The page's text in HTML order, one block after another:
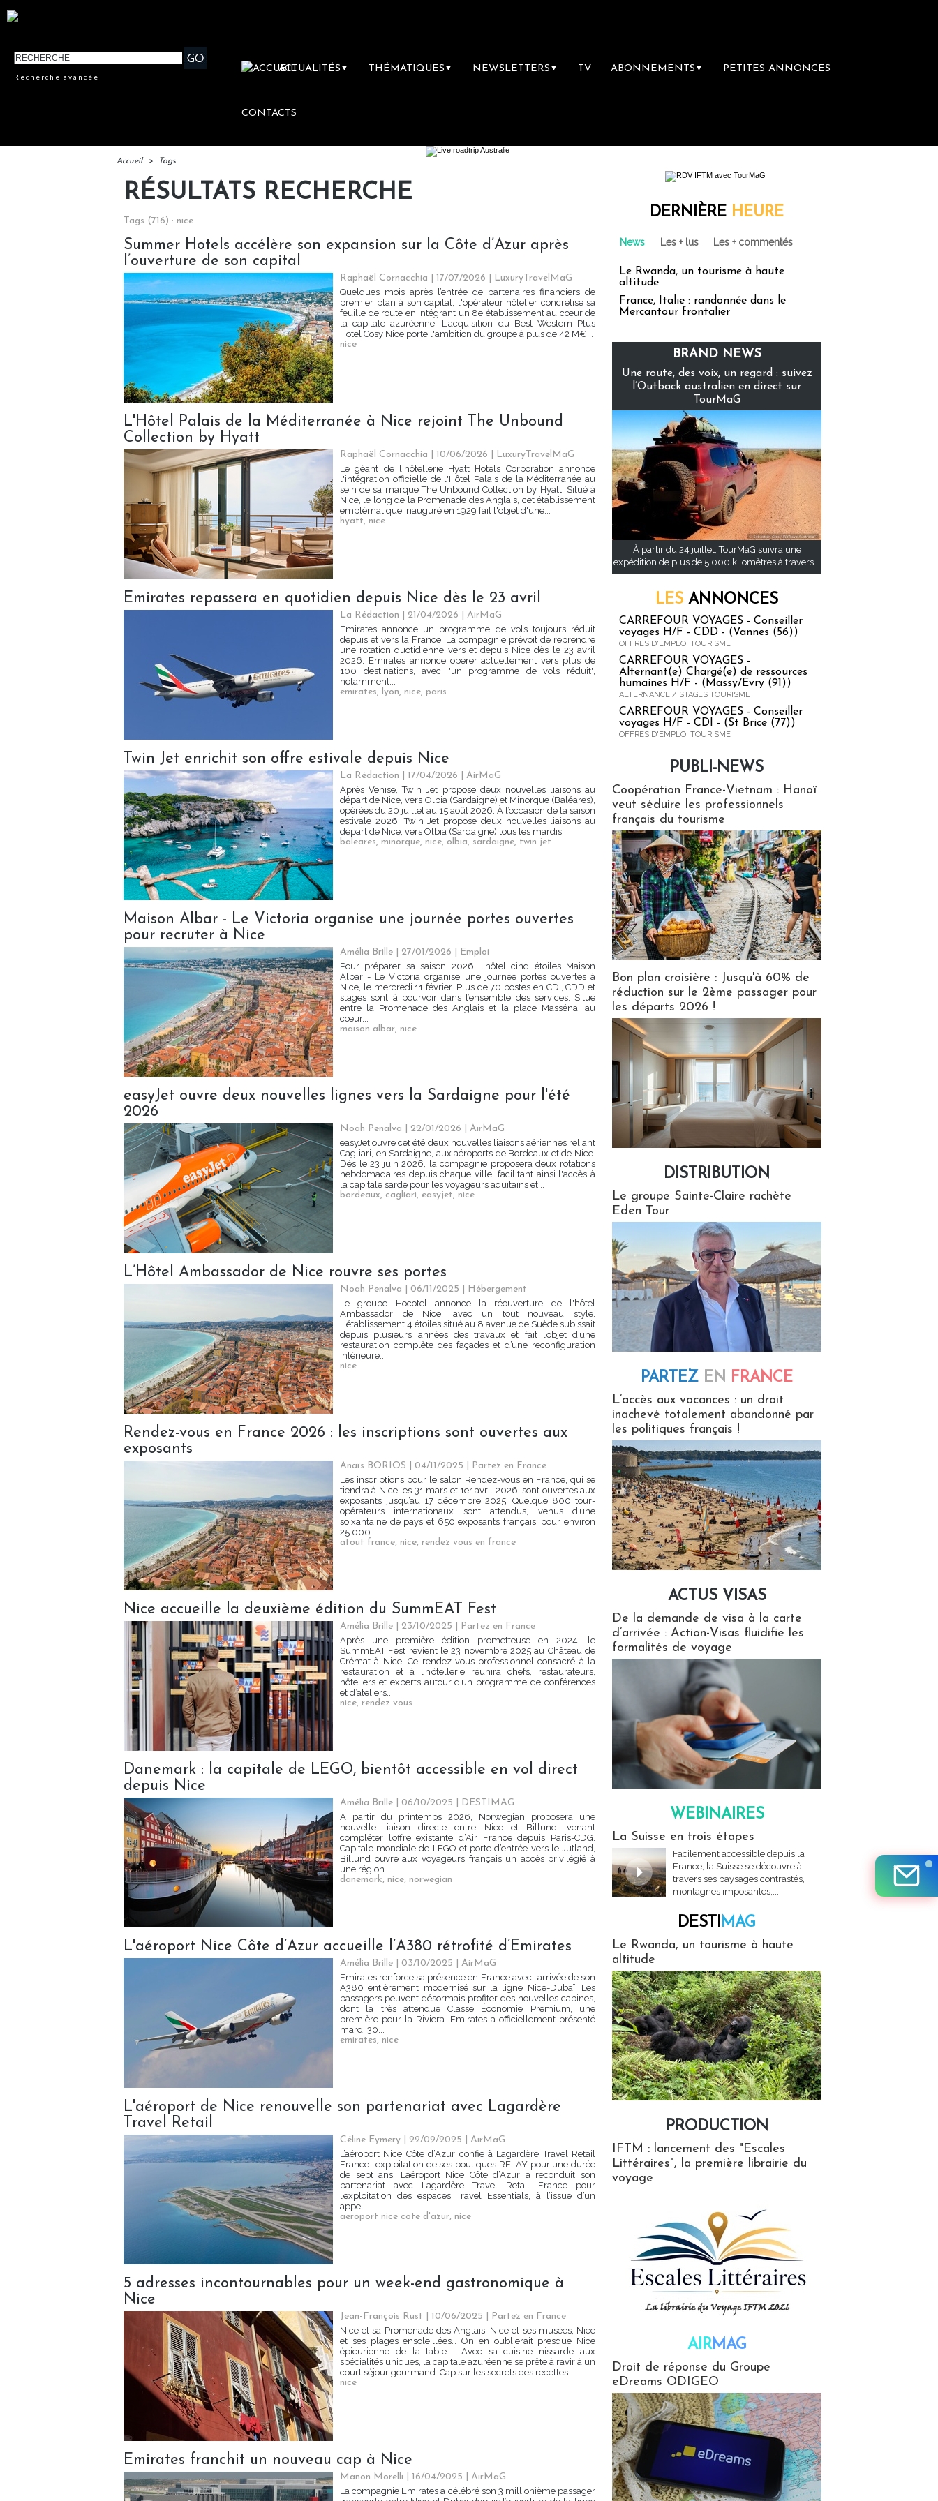
Recherche avancée
ACTUALITÉS ▼ THÉMATIQUES ▼ NEWSLETTERS ▼ TV ABONNEMENTS ▼ PETITES ANNONCES
CONTACTS
Accueil > Tags
RÉSULTATS RECHERCHE
Tags (716) : nice
Summer Hotels accélère son expansion sur la Côte d’Azur après
l’ouverture de son capital
Raphaël Cornacchia | 17/07/2026
LuxuryTravelMaG
Quelques mois après l’entrée de partenaires financiers de
premier plan à son capital, l'opérateur hôtelier concrétise sa
feuille de route en intégrant un 8e établissement au cœur de
la capitale azuréenne. L'acquisition du Best Western Plus
Hotel Cosy Nice porte l'ambition du groupe à plus de 42 M€...
nice
L'Hôtel Palais de la Méditerranée à Nice rejoint The Unbound
Collection by Hyatt
Raphaël Cornacchia | 10/06/2026
LuxuryTravelMaG
Le géant de l'hôtellerie Hyatt Hotels Corporation annonce
l'intégration officielle de l'Hôtel Palais de la Méditerranée au
sein de sa marque The Unbound Collection by Hyatt. Situé à
Nice, le long de la Promenade des Anglais, cet établissement
emblématique inauguré en 1929 fait l'objet d'une...
hyatt, nice
Emirates repassera en quotidien depuis Nice dès le 23 avril
La Rédaction | 21/04/2026
AirMaG
Emirates annonce un programme de vols toujours réduit
depuis et vers la France. La compagnie prévoit de reprendre
une rotation quotidienne vers et depuis Nice dès le 23 avril
2026. Emirates annonce opérer actuellement vers plus de
100 destinations, avec "un programme de vols réduit",
notamment...
emirates, lyon, nice, paris
Twin Jet enrichit son offre estivale depuis Nice
La Rédaction | 17/04/2026
AirMaG
Après Venise, Twin Jet propose deux nouvelles liaisons au
départ de Nice, vers Olbia (Sardaigne) et Minorque (Baléares),
opérées du 20 juillet au 15 août 2026. À l’occasion de la saison
estivale 2026, Twin Jet propose deux nouvelles liaisons au
départ de Nice, vers Olbia (Sardaigne) tous les mardis...
baleares, minorque, nice, olbia, sardaigne, twin jet
Maison Albar - Le Victoria organise une journée portes ouvertes
pour recruter à Nice
Amélia Brille | 27/01/2026
Emploi
Pour préparer sa saison 2026, l’hôtel cinq étoiles Maison
Albar - Le Victoria organise une journée portes ouvertes à
Nice, le mercredi 11 février. Plus de 70 postes en CDI, CDD et
stages sont à pourvoir dans l’ensemble des services. Situé
entre la Promenade des Anglais et la place Masséna, au
cœur...
maison albar, nice
easyJet ouvre deux nouvelles lignes vers la Sardaigne pour l'été
2026
Noah Penalva | 22/01/2026
AirMaG
easyJet ouvre cet été deux nouvelles liaisons aériennes reliant
Cagliari, en Sardaigne, aux aéroports de Bordeaux et de Nice.
Dès le 23 juin 2026, la compagnie proposera deux rotations
hebdomadaires depuis chaque ville, facilitant ainsi l'accès à
la capitale sarde pour les voyageurs aquitains et...
bordeaux, cagliari, easyjet, nice
L’Hôtel Ambassador de Nice rouvre ses portes
Noah Penalva | 06/11/2025
Hébergement
Le groupe Hocotel annonce la réouverture de l'hôtel
Ambassador de Nice, avec un tout nouveau style.
L'établissement 4 étoiles situé au 8 avenue de Suède subissait
depuis plusieurs années des travaux et fait l’objet d’une
restauration complète des façades et d’une reconfiguration
intérieure....
nice
Rendez-vous en France 2026 : les inscriptions sont ouvertes aux
exposants
Anaïs BORIOS | 04/11/2025
Partez en France
Les inscriptions pour le salon Rendez-vous en France, qui se
tiendra à Nice les 31 mars et 1er avril 2026, sont ouvertes aux
exposants jusqu’au 17 décembre 2025. Quelque 800 tour-
opérateurs internationaux sont attendus, venus d’une
soixantaine de pays et 650 exposants français, pour environ
25 000...
atout france, nice, rendez vous en france
Nice accueille la deuxième édition du SummEAT Fest
Amélia Brille | 23/10/2025
Partez en France
Après une première édition prometteuse en 2024, le
SummEAT Fest revient le 23 novembre 2025 au Château de
Crémat à Nice. Ce rendez-vous professionnel consacré à la
restauration et à l’hôtellerie réunira chefs, restaurateurs,
hôteliers et experts autour d’un programme de conférences
et d’ateliers...
nice, rendez vous
Danemark : la capitale de LEGO, bientôt accessible en vol direct
depuis Nice
Amélia Brille | 06/10/2025
DESTIMAG
À partir du printemps 2026, Norwegian proposera une
nouvelle liaison directe entre Nice et Billund, venant
compléter l’offre existante d’Air France depuis Paris-CDG.
Capitale mondiale de LEGO et porte d’entrée vers le Jutland,
Billund ouvre aux voyageurs français un accès privilégié à
une région...
danemark, nice, norwegian
L'aéroport Nice Côte d’Azur accueille l’A380 rétrofité d’Emirates
Amélia Brille | 03/10/2025
AirMaG
Emirates renforce sa présence en France avec l’arrivée de son
A380 entièrement modernisé sur la ligne Nice-Dubaï. Les
passagers peuvent désormais profiter des nouvelles cabines,
dont la très attendue Classe Économie Premium, une
première pour la Riviera. Emirates a officiellement présenté
mardi 30...
emirates, nice
L'aéroport de Nice renouvelle son partenariat avec Lagardère
Travel Retail
Céline Eymery | 22/09/2025
AirMaG
L’aéroport Nice Côte d’Azur confie à Lagardère Travel Retail
France l’exploitation de ses boutiques RELAY pour une durée
de sept ans. L’aéroport Nice Côte d’Azur a reconduit son
partenariat avec Lagardère Travel Retail France pour
l’exploitation des espaces Travel Essentials, à l’issue d’un
appel...
aeroport nice cote d'azur, nice
5 adresses incontournables pour un week-end gastronomique à
Nice
Jean-François Rust | 10/06/2025
Partez en France
Nice et sa Promenade des Anglais, Nice et ses musées, Nice
et ses plages ensoleillées… On en oublierait presque Nice
épicurienne de la table ! Avec sa cuisine nissarde aux
spécialités uniques, la capitale azuréenne se prête à ravir à un
court séjour gourmand. Cap sur les secrets des recettes...
nice
Emirates franchit un nouveau cap à Nice
Manon Morelli | 16/04/2025
AirMaG
La compagnie Emirates a célébré son 3 millionième passager
DERNIÈRE HEURE
News Les + lus Les + commentés
Le Rwanda, un tourisme à haute
altitude
France, Italie : randonnée dans le
Mercantour frontalier
BRAND NEWS
Une route, des voix, un regard : suivez
l’Outback australien en direct sur
TourMaG
À partir du 24 juillet, TourMaG suivra une
expédition de plus de 5 000 kilomètres à travers...
LES ANNONCES
CARREFOUR VOYAGES - Conseiller
voyages H/F - CDD - (Vannes (56))
OFFRES D'EMPLOI TOURISME
CARREFOUR VOYAGES -
Alternant(e) Chargé(e) de ressources
humaines H/F - (Massy/Evry (91))
ALTERNANCE / STAGES TOURISME
CARREFOUR VOYAGES - Conseiller
voyages H/F - CDI - (St Brice (77))
OFFRES D'EMPLOI TOURISME
PUBLI-NEWS
Coopération France-Vietnam : Hanoï
veut séduire les professionnels
français du tourisme
Bon plan croisière : Jusqu'à 60% de
réduction sur le 2ème passager pour
les départs 2026 !
DISTRIBUTION
Le groupe Sainte-Claire rachète
Eden Tour
PARTEZ EN FRANCE
L’accès aux vacances : un droit
inachevé totalement abandonné par
les politiques français !
ACTUS VISAS
De la demande de visa à la carte
d’arrivée : Action-Visas fluidifie les
formalités de voyage
WEBINAIRES
La Suisse en trois étapes
Facilement accessible depuis la
France, la Suisse se découvre à
travers ses paysages contrastés,
montagnes imposantes,...
DESTIMAG
Le Rwanda, un tourisme à haute
altitude
PRODUCTION
IFTM : lancement des "Escales
Littéraires", la première librairie du
voyage
AIRMAG
Droit de réponse du Groupe
eDreams ODIGEO